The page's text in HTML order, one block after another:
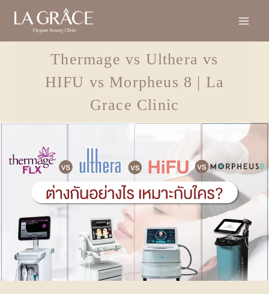
Thermage vs Ulthera vs
HIFU vs Morpheus 8 | La
Grace Clinic